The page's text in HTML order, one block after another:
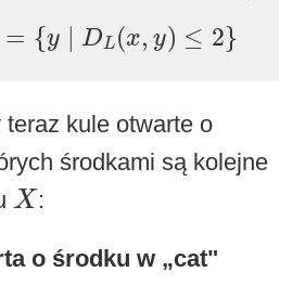
= {y ∣ DL(x, y) ≤ 2}
={ ∣ DL (x ≤ }
kule otwarte o
środkami są kolejne
X
X :
o środku w „cat"